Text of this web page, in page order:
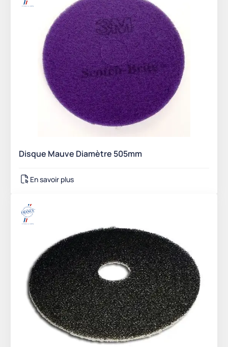
Disque Mauve Diamètre 505mm
En savoir plus